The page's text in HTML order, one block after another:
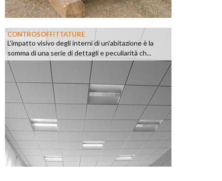
CONTROSOFFITTATURE
L'impatto visivo degli interni di un'abitazione è la
somma di una serie di dettagli e peculiarità ch...